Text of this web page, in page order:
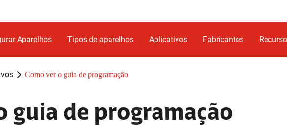
Aparelhos Tipos de aparelhos Aplicativos Fabricantes
Como ver o guia de programação
guia de programação